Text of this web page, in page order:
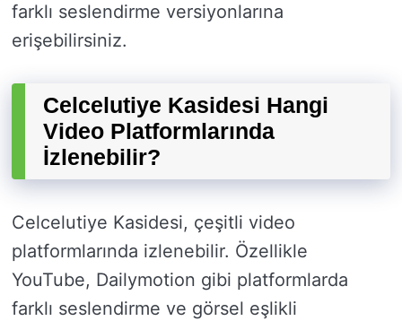
farklı seslendirme versiyonlarına
erişebilirsiniz.
Celcelutiye Kasidesi Hangi
Video Platformlarında
İzlenebilir?
Celcelutiye Kasidesi, çeşitli video
platformlarında izlenebilir. Özellikle
YouTube, Dailymotion gibi platformlarda
farklı seslendirme ve görsel eşlikli